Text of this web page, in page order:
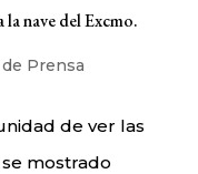
nave del Excmo.
Prensa
de ver las
mostrado